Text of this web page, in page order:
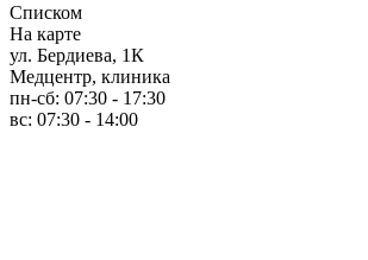
Списком
На карте
ул. Бердиева, 1К
Медцентр, клиника
пн-сб: 07:30 - 17:30
вс: 07:30 - 14:00